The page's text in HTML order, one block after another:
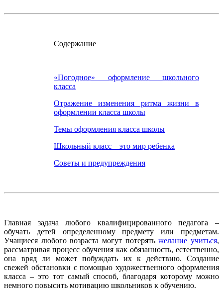
Содержание
«Погодное» оформление школьного
класса
Отражение изменения ритма жизни в
оформлении класса школы
Темы оформления класса школы
Школьный класс – это мир ребенка
Советы и предупреждения
Главная задача любого квалифицированного педагога –
обучать детей определенному предмету или предметам.
Учащиеся любого возраста могут потерятьжелание учиться,
рассматривая процесс обучения как обязанность, естественно,
она вряд ли может побуждать их к действию. Создание
свежей обстановки с помощью художественного оформления
класса – это тот самый способ, благодаря которому можно
немного повысить мотивацию школьников к обучению.